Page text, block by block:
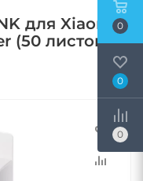
для Xiaomi
(50 листов)
0
0
0